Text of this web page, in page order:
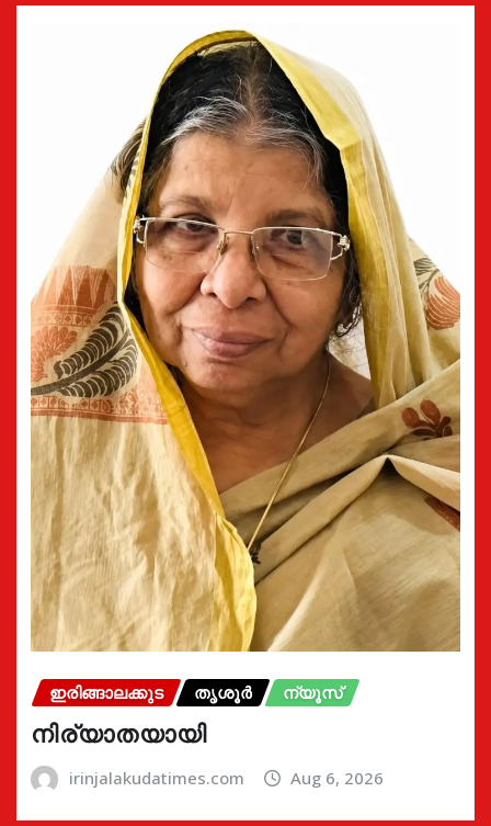
ഇരിങ്ങാലക്കുട തൃശൂർ ന്യൂസ്
നിര്യാതയായി
irinjalakudatimes.com Aug 6, 2026